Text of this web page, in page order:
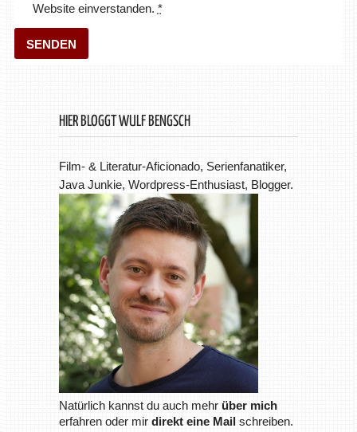
Website einverstanden. *
HIER BLOGGT WULF BENGSCH
Film- & Literatur-Aficionado, Serienfanatiker,
Java Junkie, Wordpress-Enthusiast, Blogger.
Natürlich kannst du auch mehr über mich
erfahren oder mir direkt eine Mail schreiben.